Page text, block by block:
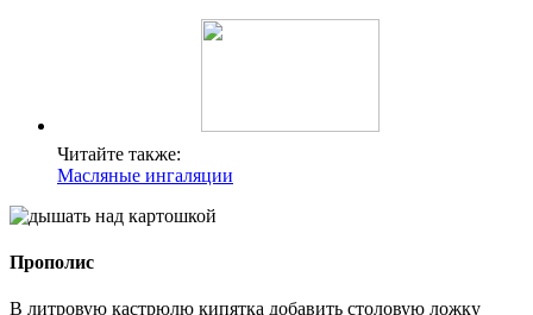
Читайте также:
Масляные ингаляции
Прополис
В литровую кастрюлю кипятка добавить столовую ложку